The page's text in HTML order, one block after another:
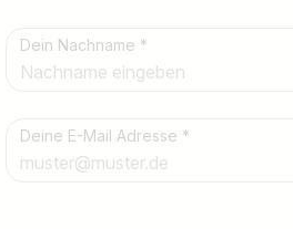
Dein Nachname *
Deine E-Mail Adresse *